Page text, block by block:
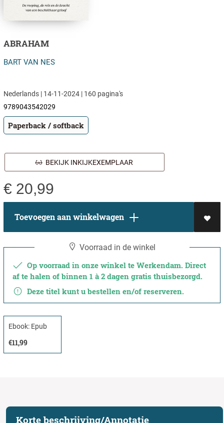
ABRAHAM
BART VAN NES
Nederlands | 14-11-2024 | 160 pagina's
9789043542029
Paperback / softback
BEKIJK INKIJKEXEMPLAAR
€ 20,99
Toevoegen aan winkelwagen
Voorraad in de winkel
Op voorraad in onze winkel te Werkendam. Direct
af te halen of binnen 1 à 2 dagen gratis thuisbezorgd.
Deze titel kunt u bestellen en/of reserveren.
Ebook: Epub
€11,99
Korte beschrijving/Annotatie